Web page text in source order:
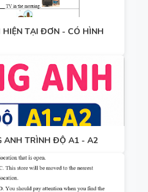
TẠI ĐƠN - CÓ HÌNH
ANH TRÌNH ĐỘ A1 - A2